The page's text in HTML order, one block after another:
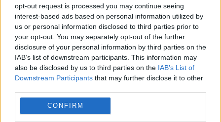
opt-out request is processed you may continue seeing
interest-based ads based on personal information utilized by
us or personal information disclosed to third parties prior to
your opt-out. You may separately opt-out of the further
disclosure of your personal information by third parties on the
IAB’s list of downstream participants. This information may
also be disclosed by us to third parties on the IAB’s List of
Downstream Participants that may further disclose it to other
CONFIRM
14 SEPTEMBRIE 2015
Criza refugiaților nu va avea ca efect
exacerbarea islamofobiei, ci creșterea
euroscepticismului și chiar îngroșarea unui
curent anti-Occidental, în special în țările
separate cândva de Europa de Vest de
cortina...